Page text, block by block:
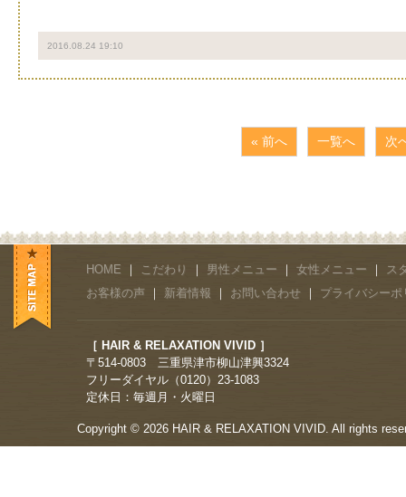
2016.08.24 19:10
« 前へ 一覧へ 次
HOME ｜ こだわり ｜ 男性メニュー ｜ 女性メニュー ｜
ス
お客様の声 ｜ 新着情報 ｜ お問い合わせ ｜ プライバシーポ
［ HAIR & RELAXATION VIVID ］
〒514-0803 三重県津市柳山津興3324
フリーダイヤル（0120）23-1083
定休日：毎週月・火曜日
Copyright © 2026 HAIR & RELAXATION VIVID. All rights